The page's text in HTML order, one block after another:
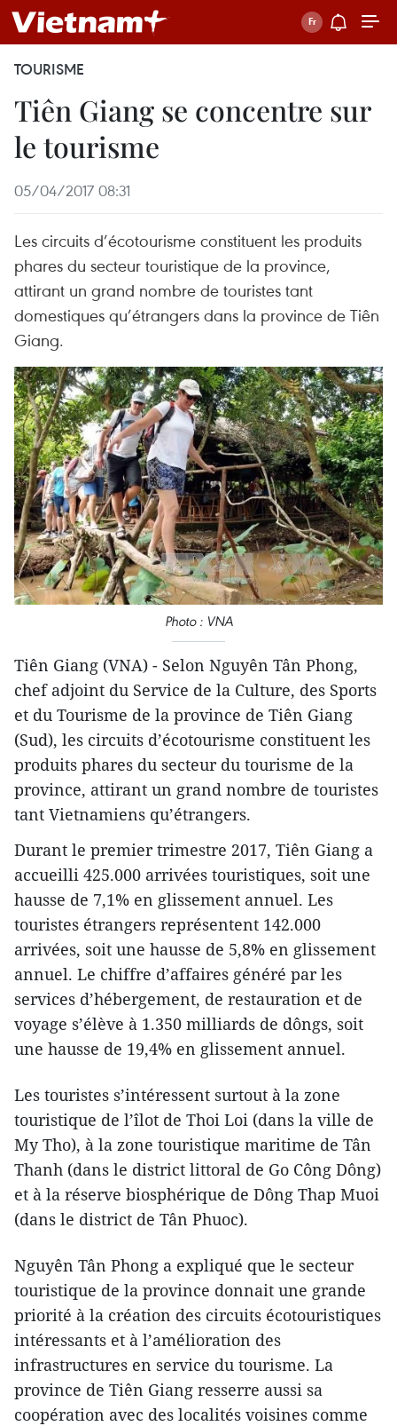
TOURISME
Tiên Giang se concentre sur
le tourisme
05/04/2017 08:31
Les circuits d’écotourisme constituent les produits
phares du secteur touristique de la province,
attirant un grand nombre de touristes tant
domestiques qu’étrangers dans la province de Tiên
Giang.
Photo : VNA
Tiên Giang (VNA) - Selon Nguyên Tân Phong,
chef adjoint du Service de la Culture, des Sports
et du Tourisme de la province de Tiên Giang
(Sud), les circuits d’écotourisme constituent les
produits phares du secteur du touris​me de la
province, attirant un grand nombre de touristes
tant Vietnamiens qu’étrangers.
Durant le premier trimestre 2017, Tiên Giang a
accueilli 425.000 arrivées touristiques, soit une
hausse de 7,1% en glissement annuel. Les
touristes étrangers représentent 142.000
arrivées, soit une hausse de 5,8% en glissement
annuel. Le chiffre d’affaires généré par les
services d’hébergement, de restauration et de
voyage s’élève à 1.350 milliards de dôngs, soit
une hausse de 19,4% en glissement annuel.
Les touristes s’intéressent surtout à la zone
touristique de l’îlot de Thoi Loi (dans la ville de
My Tho), à la zone touristique maritime de Tân
Thanh (dans le district littoral de Go Công Dông)
et à la réserve biosphérique de Dông Thap Muoi
(dans le district de Tân Phuoc).
Nguyên Tân Phong a expliqué que le secteur
touristique de la province donnait une grande
priorité à la création des circuits écotouristiques
intéressants et à l’amélioration des
infrastructures en service du tourisme. La
province de Tiên Giang resserre aussi sa
coopération avec des localités voisines comme